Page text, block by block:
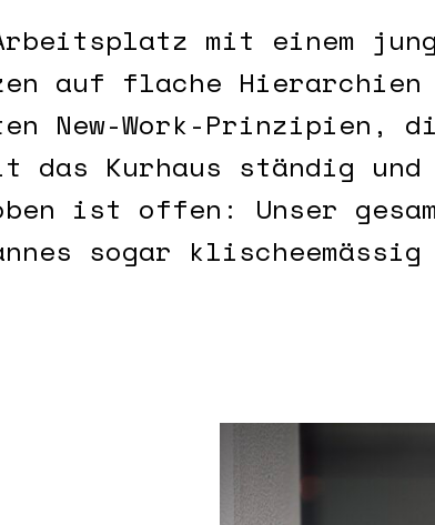
mit einem
auf flache Hierarchien
New-Work-Prinzipien,
das Kurhaus ständig
ist offen: Unser
sogar